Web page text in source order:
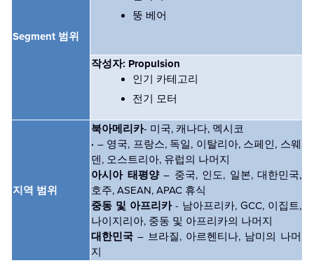
Segment 범위
뚱 베어
작성자: Propulsion
인기 카테고리
전기 모터
지역 범위
북아메리카- 미국, 캐나다, 멕시코
· – 영국, 프랑스, 독일, 이탈리아, 스페인, 스웨
덴, 오스트리아, 유럽의 나머지
아시아 태평양– 중국, 인도, 일본, 대한민국,
호주, ASEAN, APAC 휴식
중동 및 아프리카- 남아프리카, GCC, 이집트,
나이지리아, 중동 및 아프리카의 나머지
대한민국 – 브라질, 아르헨티나, 남미의 나머
지